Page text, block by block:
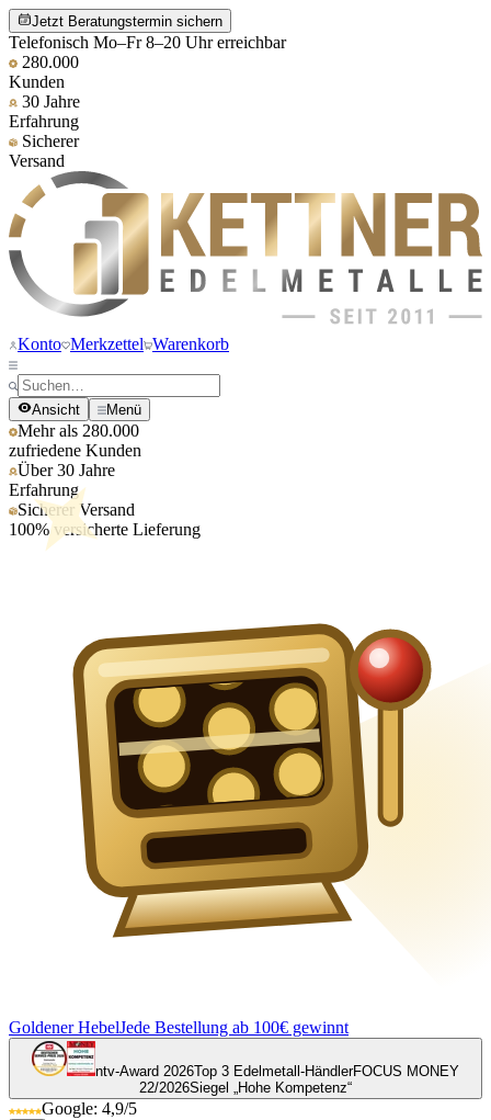
Jetzt Beratungstermin sichern
Telefonisch Mo–Fr 8–20 Uhr erreichbar
280.000
Kunden
30 Jahre
Erfahrung
Sicherer
Versand
Konto Merkzettel Warenkorb
Ansicht Menü
Mehr als 280.000
zufriedene Kunden
Über 30 Jahre
Erfahrung
Sicherer Versand
100% versicherte Lieferung
Goldener HebelJede Bestellung ab 100€ gewinnt
ntv-Award 2026Top 3 Edelmetall-HändlerFOCUS MONEY
22/2026Siegel „Hohe Kompetenz“
Google: 4,9/5